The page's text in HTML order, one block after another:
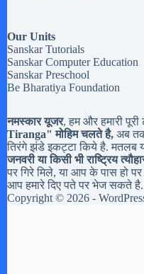
Our Units
Sanskar Tutorials
Sanskar Computer Education
Sanskar Preschool
Be Bharatiya Foundation
नमस्कार यूजर, हम और हमारी पूरी
Tiranga" मोहिम चलते है, अब
तिरंगे झंडे इकट्टा किये है. मतलब
जनवरी या किसी भी राष्ट्रिय
पर गिरे मिले, या आप के पास हो
आप हमारे दिए पते पर भेज सकते है.
Copyright © 2026 -